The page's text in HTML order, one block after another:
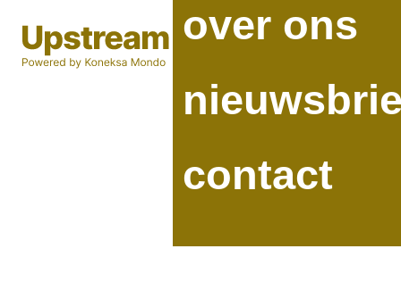
over ons
contact